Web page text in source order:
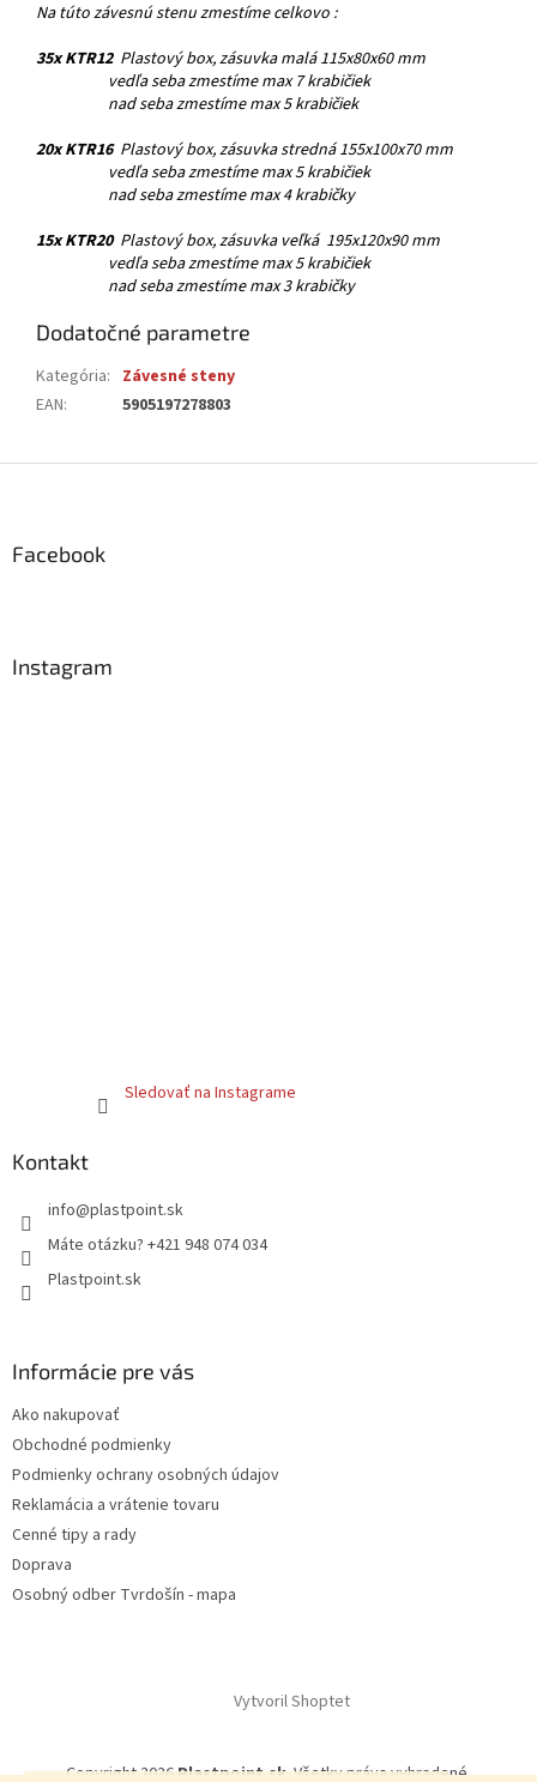
Na túto závesnú stenu zmestíme celkovo :
35x KTR12Plastový box, zásuvka malá 115x80x60 mm
vedľa seba zmestíme max 7 krabičiek
nad seba zmestíme max 5 krabičiek
20x KTR16Plastový box, zásuvka stredná 155x100x70 mm
vedľa seba zmestíme max 5 krabičiek
nad seba zmestíme max 4 krabičky
15x KTR20 Plastový box, zásuvka veľká 195x120x90 mm
vedľa seba zmestíme max 5 krabičiek
nad seba zmestíme max 3 krabičky
Dodatočné parametre
Kategória: Závesné steny
EAN: 5905197278803
Facebook
Instagram
Sledovať na Instagrame
Kontakt
info@plastpoint.sk
Máte otázku? +421 948 074 034
Plastpoint.sk
Informácie pre vás
Ako nakupovať
Obchodné podmienky
Podmienky ochrany osobných údajov
Reklamácia a vrátenie tovaru
Cenné tipy a rady
Doprava
Osobný odber Tvrdošín - mapa
Vytvoril Shoptet
Copyright 2026Plastpoint.sk. Všetky práva vyhradené.